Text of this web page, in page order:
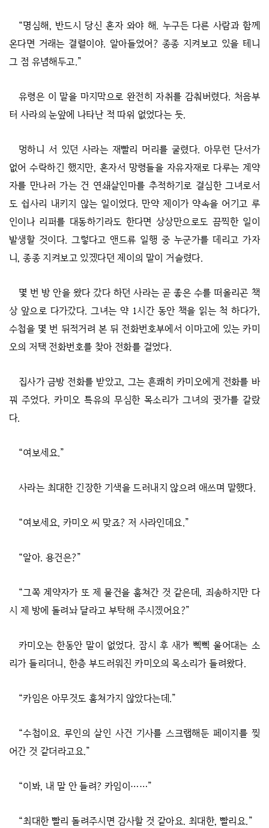
“명심해, 반드시 당신 혼자 와야 해. 누구든 다른 사람과 함께
온다면 거래는 결렬이야. 알아들었어? 종종 지켜보고 있을 테니
그 점 유념해두고.”
유령은 이 말을 마지막으로 완전히 자취를 감춰버렸다. 처음부
터 사라의 눈앞에 나타난 적 따위 없었다는 듯.
멍하니 서 있던 사라는 재빨리 머리를 굴렸다. 아무런 단서가
없어 수락하긴 했지만, 혼자서 망령들을 자유자재로 다루는 계약
자를 만나러 가는 건 연쇄살인마를 추적하기로 결심한 그녀로서
도 쉽사리 내키지 않는 일이었다. 만약 제이가 약속을 어기고 루
인이나 리퍼를 대동하기라도 한다면 상상만으로도 끔찍한 일이
발생할 것이다. 그렇다고 앤드류 일행 중 누군가를 데리고 가자
니, 종종 지켜보고 있겠다던 제이의 말이 거슬렸다.
몇 번 방 안을 왔다 갔다 하던 사라는 곧 좋은 수를 떠올리곤 책
상 앞으로 다가갔다. 그녀는 약 1시간 동안 책을 읽는 척 하다가,
수첩을 몇 번 뒤적거려 본 뒤 전화번호부에서 이마고에 있는 카미
오의 저택 전화번호를 찾아 전화를 걸었다.
집사가 금방 전화를 받았고, 그는 흔쾌히 카미오에게 전화를 바
꿔 주었다. 카미오 특유의 무심한 목소리가 그녀의 귓가를 갈랐
다.
“여보세요.”
사라는 최대한 긴장한 기색을 드러내지 않으려 애쓰며 말했다.
“여보세요, 카미오 씨 맞죠? 저 사라인데요.”
“알아. 용건은?”
“그쪽 계약자가 또 제 물건을 훔쳐간 것 같은데, 죄송하지만 다
시 제 방에 돌려놔 달라고 부탁해 주시겠어요?”
카미오는 한동안 말이 없었다. 잠시 후 새가 삑삑 울어대는 소
리가 들리더니, 한층 부드러워진 카미오의 목소리가 들려왔다.
“카임은 아무것도 훔쳐가지 않았다는데.”
“수첩이요. 루인의 살인 사건 기사를 스크랩해둔 페이지를 찢
어간 것 같더라고요.”
“이봐, 내 말 안 들려? 카임이……”
“최대한 빨리 돌려주시면 감사할 것 같아요. 최대한, 빨리요.”